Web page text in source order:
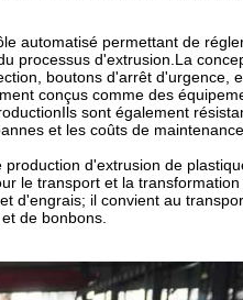
automatisé permettant de
processus d'extrusion.La
boutons d'arrêt d'urgence,
conçus comme des
sont également
et les coûts de maintenance.
d'extrusion de
le transport et la
d'engrais; il convient au
de bonbons.